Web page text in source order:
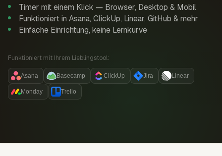
Timer mit einem Klick — Browser, Desktop & Mobil
Funktioniert in Asana, ClickUp, Linear, GitHub & mehr
Einfache Einrichtung, keine Lernkurve
Funktioniert mit Ihrem Lieblingstool:
Asana Basecamp ClickUp Jira Linear
Monday Trello